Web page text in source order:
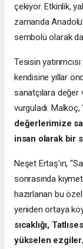
çekiyor. Etkinlik,
zamanda
sembolü olarak
Tesisin
kendisine yıllar
sanatçılara
vurguladı. Malkoç,
değerlerimize
insan olarak bir
Neşet Ertaş’ın,
sonrasında
hazırlanan bu
yeniden ortaya
sıcaklığı,
yükselen ezgiler